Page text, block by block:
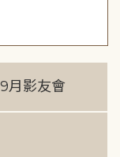
9月影友會